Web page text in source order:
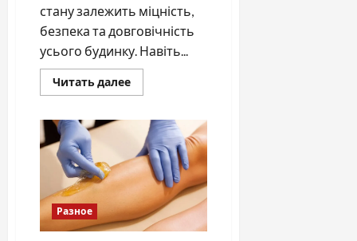
стану залежить міцність,
безпека та довговічність
усього будинку. Навіть...
Читать далееПрочитать
больше
правильно
обрати
гідроізоляцію
для
фундаменту
будинку
Разное